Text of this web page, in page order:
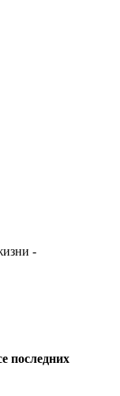
-
последних